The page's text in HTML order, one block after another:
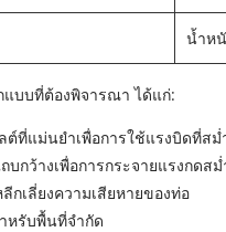
น้ำห
แบบที่ต้องพิจารณา ได้แก่:
ต์ที่แม่นยำเพื่อการใช้แรงบิดที่สม่
บกว้างเพื่อการกระจายแรงกดสม่
กเลี่ยงความเสียหายของท่อ
หรับพื้นที่จำกัด